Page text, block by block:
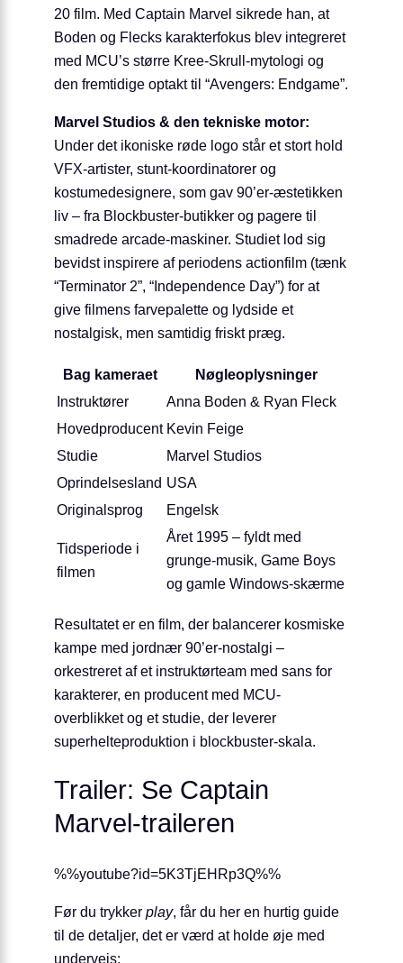
20 film. Med Captain Marvel sikrede han, at
Boden og Flecks karakterfokus blev integreret
med MCU’s større Kree-Skrull-mytologi og
den fremtidige optakt til “Avengers: Endgame”.
Marvel Studios & den tekniske motor:
Under det ikoniske røde logo står et stort hold
VFX-artister, stunt-koordinatorer og
kostumedesignere, som gav 90’er-æstetikken
liv – fra Blockbuster-butikker og pagere til
smadrede arcade-maskiner. Studiet lod sig
bevidst inspirere af periodens actionfilm (tænk
“Terminator 2”, “Independence Day”) for at
give filmens farvepalette og lydside et
nostalgisk, men samtidig friskt præg.
Bag kameraet
Nøgleoplysninger
Instruktører
Anna Boden & Ryan Fleck
Hovedproducent Kevin Feige
Studie
Marvel Studios
Oprindelsesland USA
Originalsprog
Engelsk
Tidsperiode i
filmen
Året 1995 – fyldt med
grunge-musik, Game Boys
og gamle Windows-skærme
Resultatet er en film, der balancerer kosmiske
kampe med jordnær 90’er-nostalgi –
orkestreret af et instruktørteam med sans for
karakterer, en producent med MCU-
overblikket og et studie, der leverer
superhelteproduktion i blockbuster-skala.
Trailer: Se Captain
Marvel-traileren
%%youtube?id=5K3TjEHRp3Q%%
Før du trykker play, får du her en hurtig guide
til de detaljer, det er værd at holde øje med
undervejs: